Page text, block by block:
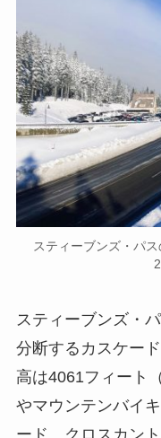
スティーブンズ・パ
スティーブンズ・
分断するカスケー
高は4061フィート
やマウンテンバイ
ード、クロスカン